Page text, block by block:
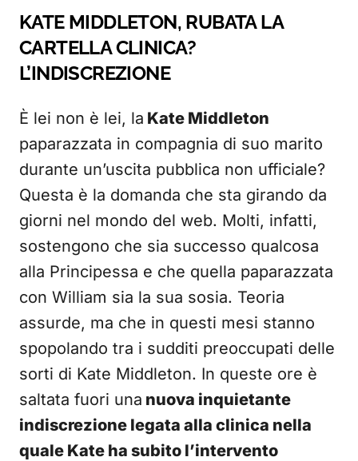
KATE MIDDLETON, RUBATA LA
CARTELLA CLINICA?
L’INDISCREZIONE
È lei non è lei, la Kate Middleton
paparazzata in compagnia di suo marito
durante un’uscita pubblica non ufficiale?
Questa è la domanda che sta girando da
giorni nel mondo del web. Molti, infatti,
sostengono che sia successo qualcosa
alla Principessa e che quella paparazzata
con William sia la sua sosia. Teoria
assurde, ma che in questi mesi stanno
spopolando tra i sudditi preoccupati delle
sorti di Kate Middleton. In queste ore è
saltata fuori una nuova inquietante
indiscrezione legata alla clinica nella
quale Kate ha subito l’intervento